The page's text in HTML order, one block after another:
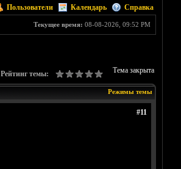
Пользователи Календарь Справка
Текущее время: 08-08-2026, 09:52 PM
Тема закрыта
Рейтинг темы:
Режимы темы
#11